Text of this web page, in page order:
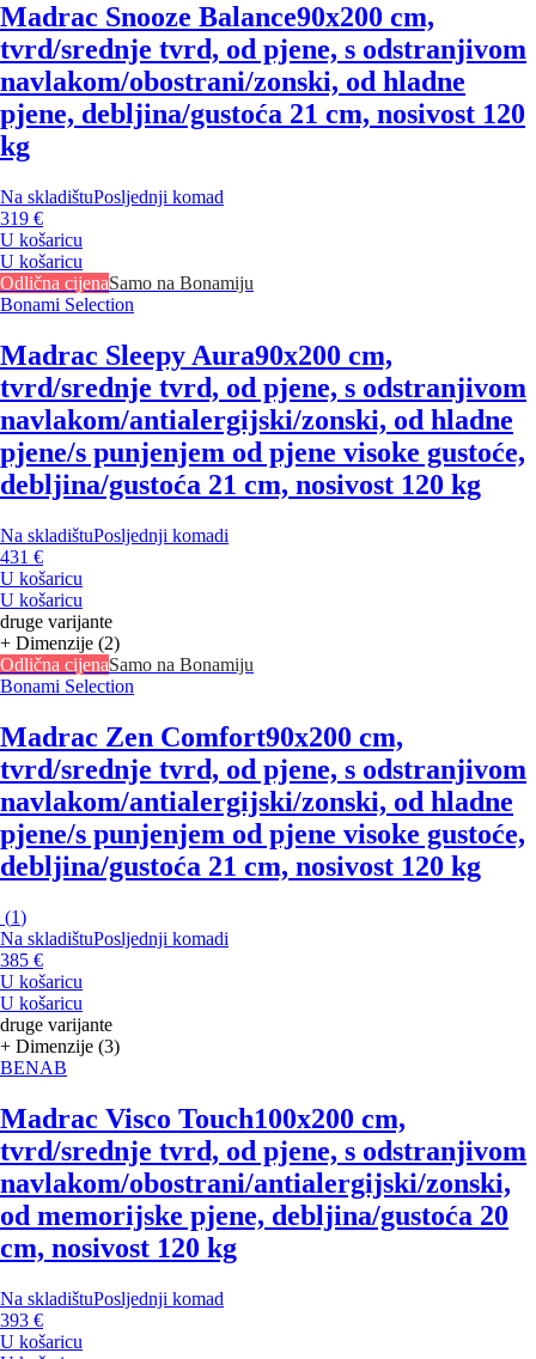
Madrac Snooze Balance90x200 cm,
tvrd/srednje tvrd, od pjene, s odstranjivom
navlakom/obostrani/zonski, od hladne
pjene, debljina/gustoća 21 cm, nosivost 120
kg
Na skladištuPosljednji komad
319 €
U košaricu
U košaricu
Odlična cijenaSamo na Bonamiju
Bonami Selection
Madrac Sleepy Aura90x200 cm,
tvrd/srednje tvrd, od pjene, s odstranjivom
navlakom/antialergijski/zonski, od hladne
pjene/s punjenjem od pjene visoke gustoće,
debljina/gustoća 21 cm, nosivost 120 kg
Na skladištuPosljednji komadi
431 €
U košaricu
U košaricu
druge varijante
+ Dimenzije (2)
Odlična cijenaSamo na Bonamiju
Bonami Selection
Madrac Zen Comfort90x200 cm,
tvrd/srednje tvrd, od pjene, s odstranjivom
navlakom/antialergijski/zonski, od hladne
pjene/s punjenjem od pjene visoke gustoće,
debljina/gustoća 21 cm, nosivost 120 kg
(1)
Na skladištuPosljednji komadi
385 €
U košaricu
U košaricu
druge varijante
+ Dimenzije (3)
BENAB
Madrac Visco Touch100x200 cm,
tvrd/srednje tvrd, od pjene, s odstranjivom
navlakom/obostrani/antialergijski/zonski,
od memorijske pjene, debljina/gustoća 20
cm, nosivost 120 kg
Na skladištuPosljednji komad
393 €
U košaricu